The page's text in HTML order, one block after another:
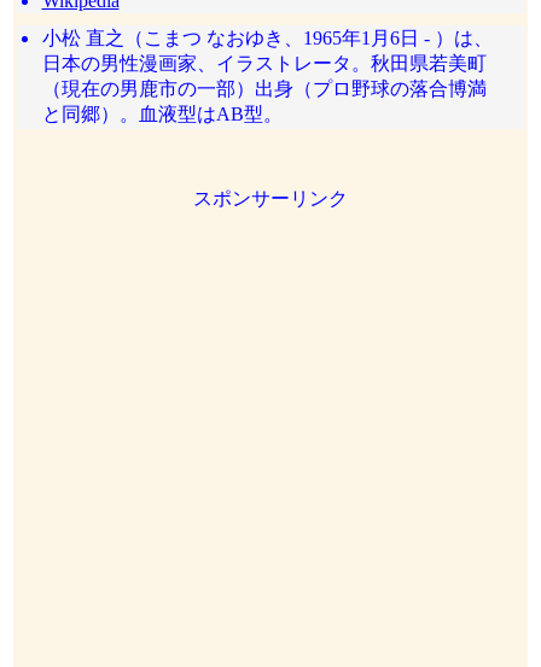
小松 直之（こまつ なおゆき、1965年1月6日 - ）は、
日本の男性漫画家、イラストレータ。秋田県若美町
（現在の男鹿市の一部）出身（プロ野球の落合博満
と同郷）。血液型はAB型。
スポンサーリンク